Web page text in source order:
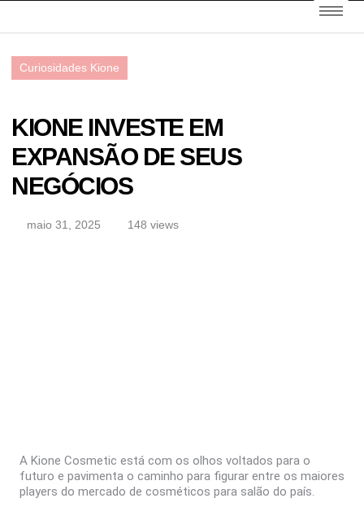
Curiosidades Kione
KIONE INVESTE EM
EXPANSÃO DE SEUS
NEGÓCIOS
maio 31, 2025 148 views
A Kione Cosmetic está com os olhos voltados para o
futuro e pavimenta o caminho para figurar entre os maiores
players do mercado de cosméticos para salão do país.